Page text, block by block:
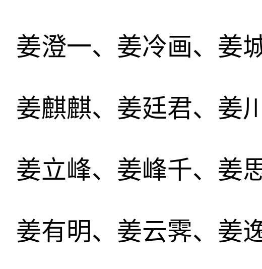
姜澄一、姜冷画、姜
姜麒麒、姜廷君、姜
姜立峰、姜峰千、姜
姜有明、姜云霁、姜